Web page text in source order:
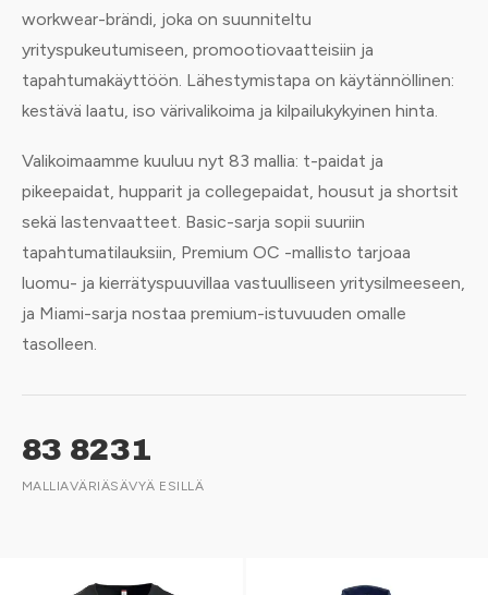
workwear-brändi, joka on suunniteltu
yrityspukeutumiseen, promootiovaatteisiin ja
tapahtumakäyttöön. Lähestymistapa on käytännöllinen:
kestävä laatu, iso värivalikoima ja kilpailukykyinen hinta.
Valikoimaamme kuuluu nyt 83 mallia: t-paidat ja
pikeepaidat, hupparit ja collegepaidat, housut ja shortsit
sekä lastenvaatteet. Basic-sarja sopii suuriin
tapahtumatilauksiin, Premium OC -mallisto tarjoaa
luomu- ja kierrätyspuuvillaa vastuulliseen yritysilmeeseen,
ja Miami-sarja nostaa premium-istuvuuden omalle
tasolleen.
83
MALLIA
82
VÄRIÄ
31
SÄVYÄ ESILLÄ